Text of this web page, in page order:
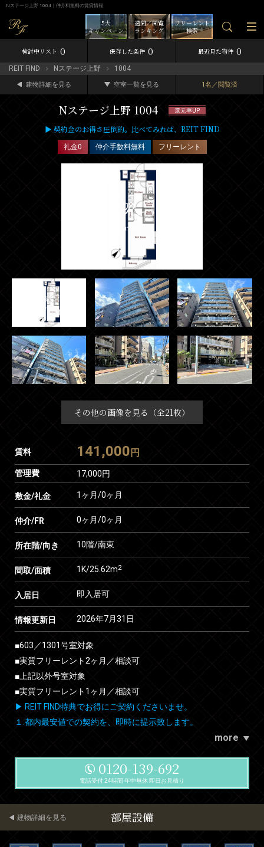
Nステージ上野 1004｜仲介料無料の賃貸情報
フリーレント
検索
週間／閲覧
ランキング
5大
キャンペーン
検討中リスト 0 保存した条件 0 最近見た物件 0
REIT FIND Nステージ上野 1004
建物詳細を見る 空室一覧を見る 1名／閲覧済
Nステージ上野 1004 還元率UP
▶ 契約金のお得さ圧倒的。比べてみれば、REIT FIND
礼金0 仲介手数料無料 フリーレント
その他の画像を見る（全21枚）
賃料 141,000 円
管理費 17,000円
敷金/礼金 1ヶ月/0ヶ月
仲介/FR 0ヶ月/0ヶ月
所在階/向き 10階/南東
間取/面積 1K/25.62m2
入居日 即入居可
情報更新日 2026年7月31日
■603／1301号室対象
■実質フリーレント2ヶ月／相談可
■上記以外号室対象
■実質フリーレント1ヶ月／相談可
▶ REIT FIND特典でお得にご契約くださいませ。
１.都内最安値での契約を、即時に提示致します。
more
0120-139-692
電話受付 24時間 年中無休 即日お見積り
部屋設備
建物詳細を見る